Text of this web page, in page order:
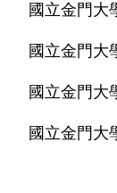
國立金門大
國立金門大
國立金門大
國立金門大